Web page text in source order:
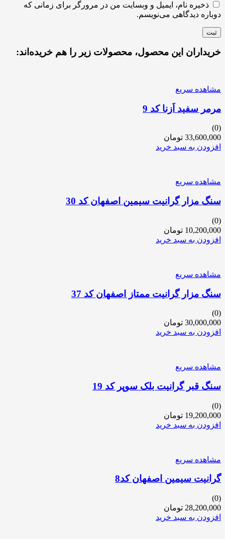
ذخیره نام، ایمیل و وبسایت من در مرورگر برای زمانی که
دوباره دیدگاهی می‌نویسم.
خریداران این محصول، محصولات زیر را هم خریده‌اند:
مشاهده سریع
مرمر سفید اَزنا کد 9
(0)
33,600,000 تومان
افزودن به سبد خرید
مشاهده سریع
سنگ مزار گرانیت سیمین اصفهان کد 30
(0)
10,200,000 تومان
افزودن به سبد خرید
مشاهده سریع
سنگ مزار گرانیت ممتاز اصفهان کد 37
(0)
30,000,000 تومان
افزودن به سبد خرید
مشاهده سریع
سنگ قبر گرانیت بلک سوپر کد 19
(0)
19,200,000 تومان
افزودن به سبد خرید
مشاهده سریع
گرانیت سیمین اصفهان کد8
(0)
28,200,000 تومان
افزودن به سبد خرید